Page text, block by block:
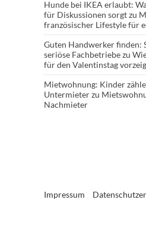
Hunde bei IKEA erlaubt:
für Diskussionen sorgtzu
französischer Lifestyle für
Guten Handwerker finden:
seriöse Fachbetriebezu
für den Valentinstag
Mietwohnung: Kinder
Untermieterzu
Nachmieter
Impressum